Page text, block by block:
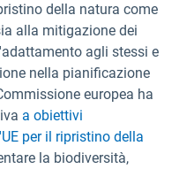
della natura come
alla mitigazione dei
agli stessi e
nella pianificazione
europea ha
a obiettivi
per il ripristino della
la biodiversità,